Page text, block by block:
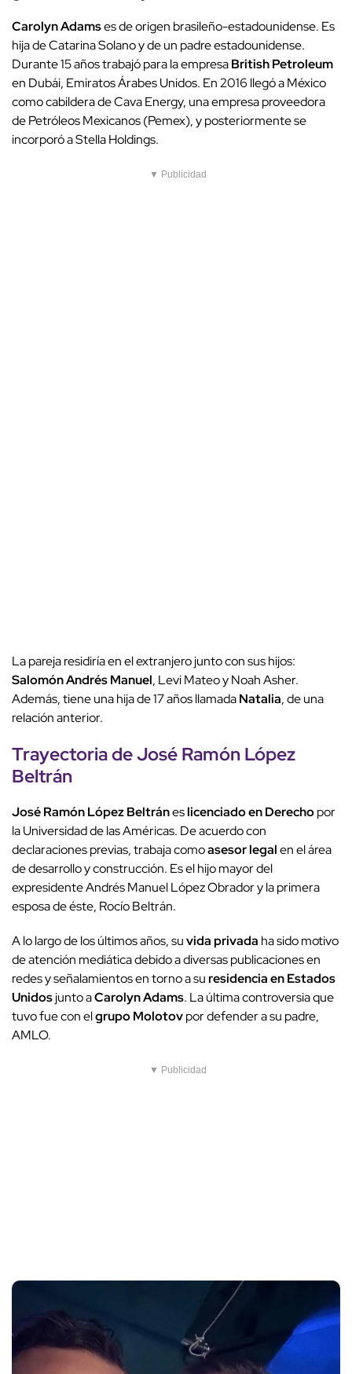
Carolyn Adamses de origen brasileño-estadounidense. Es
hija de Catarina Solano y de un padre estadounidense.
Durante 15 años trabajó para la empresaBritish Petroleum
en Dubái, Emiratos Árabes Unidos. En 2016 llegó a México
como cabildera de Cava Energy, una empresa proveedora
de Petróleos Mexicanos (Pemex), y posteriormente se
incorporó a Stella Holdings.
▼ Publicidad
La pareja residiría en el extranjero junto con sus hijos:
Salomón Andrés Manuel, Levi Mateo y Noah Asher.
Además, tiene una hija de 17 años llamadaNatalia, de una
relación anterior.
Trayectoria deJosé Ramón López
Beltrán
José Ramón López Beltráneslicenciado en Derechopor
la Universidad de las Américas. De acuerdo con
declaraciones previas, trabaja comoasesor legalen el área
de desarrollo y construcción. Es el hijo mayor del
expresidente Andrés Manuel López Obrador y la primera
esposa de éste, Rocío Beltrán.
A lo largo de los últimos años, suvida privada ha sido motivo
de atención mediática debido a diversas publicaciones en
redes y señalamientos en torno a suresidencia en Estados
Unidosjunto aCarolyn Adams. La última controversia que
tuvo fue con elgrupo Molotovpor defender a su padre,
AMLO.
▼ Publicidad